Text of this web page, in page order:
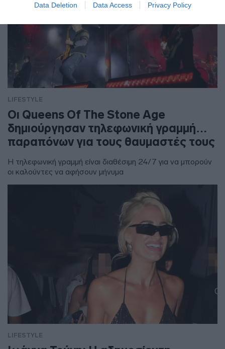
Data Deletion Data Access Privacy Policy
LIFESTYLE
Οι Queens Of The Stone Age
δημιούργησαν τηλεφωνική γραμμή…
παραπόνων για τους θαυμαστές τους
Η τηλεφωνική γραμμή είναι διαθέσιμη 24/7 για να μπορούν
οι καλούντες να αφήσουν μήνυμα
LIFESTYLE